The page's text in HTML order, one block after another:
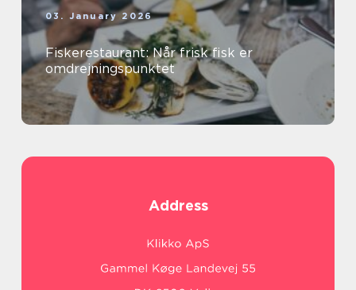
03. January 2026
Fiskerestaurant: Når frisk fisk er
omdrejningspunktet
Address